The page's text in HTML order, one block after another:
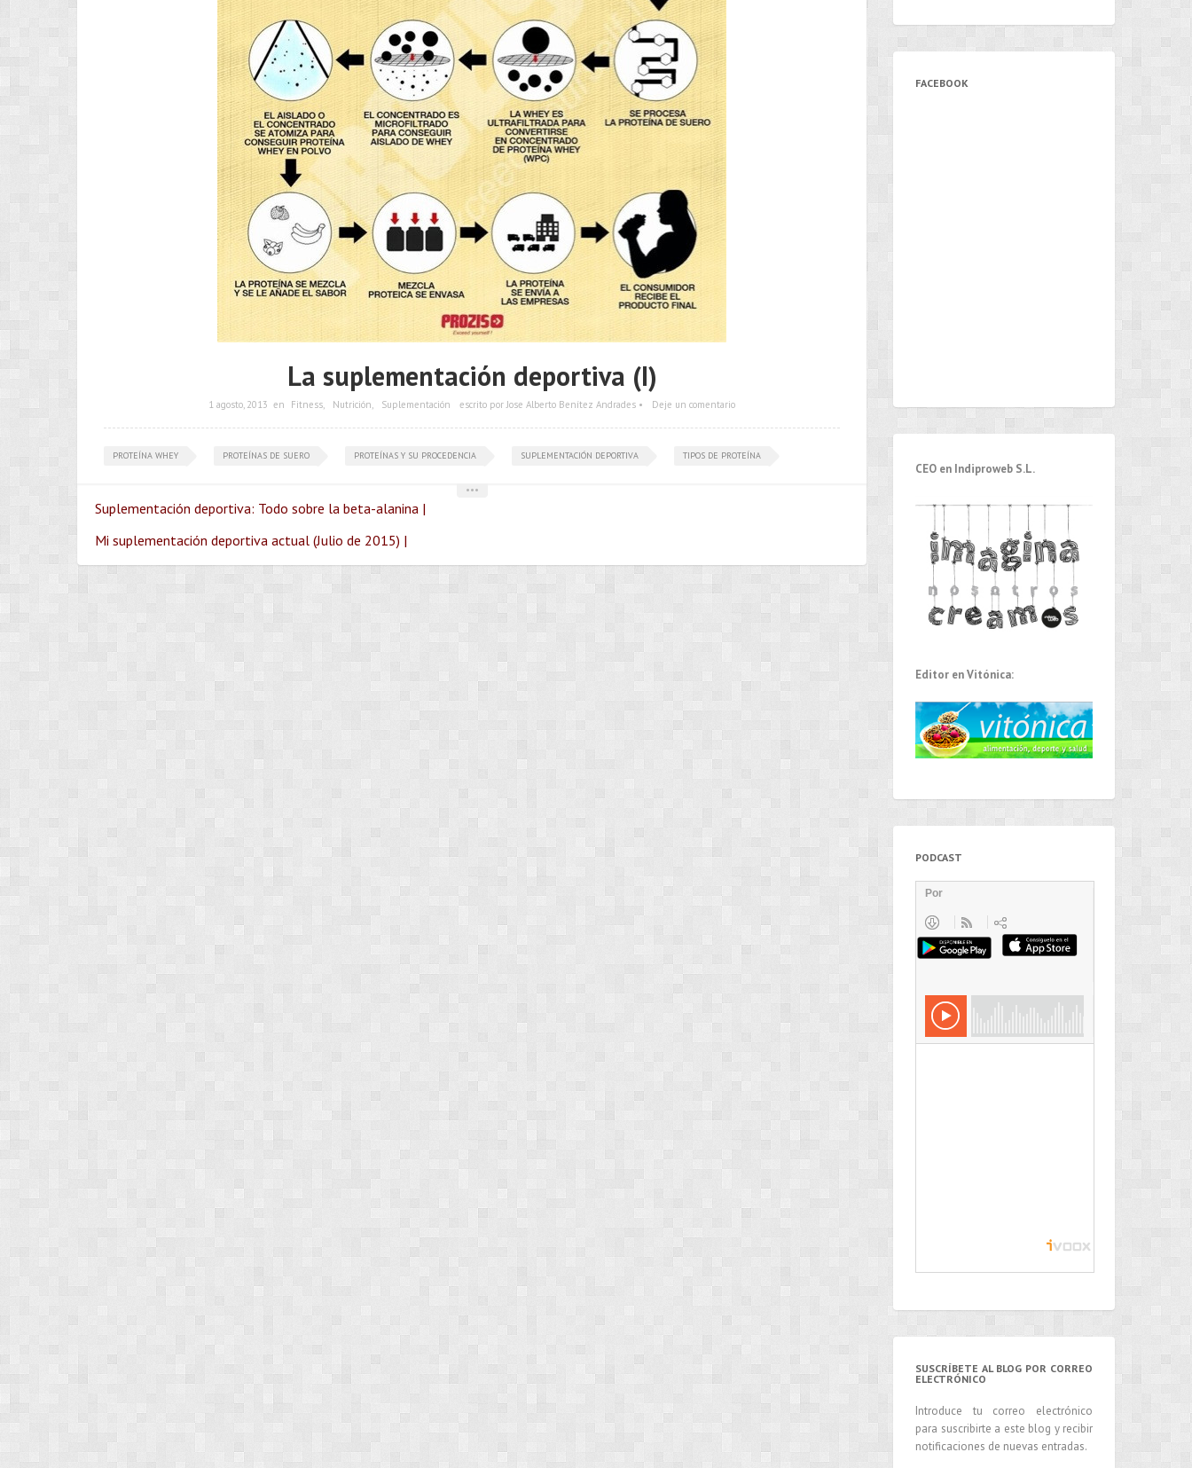
La suplementación deportiva (I)
1 agosto, 2013 en Fitness, Nutrición, Suplementación escrito por Jose Alberto Benítez Andrades • Deje un comentario
PROTEÍNA WHEY PROTEÍNAS DE SUERO PROTEÍNAS Y SU PROCEDENCIA SUPLEMENTACIÓN DEPORTIVA TIPOS DE PROTEÍNA
Suplementación deportiva: Todo sobre la beta-alanina |
Mi suplementación deportiva actual (Julio de 2015) |
•••
FACEBOOK
CEO en Indiproweb S.L.
Editor en Vitónica:
PODCAST
SUSCRÍBETE AL BLOG POR CORREO
ELECTRÓNICO
Introduce tu correo electrónico
para suscribirte a este blog y recibir
notificaciones de nuevas entradas.